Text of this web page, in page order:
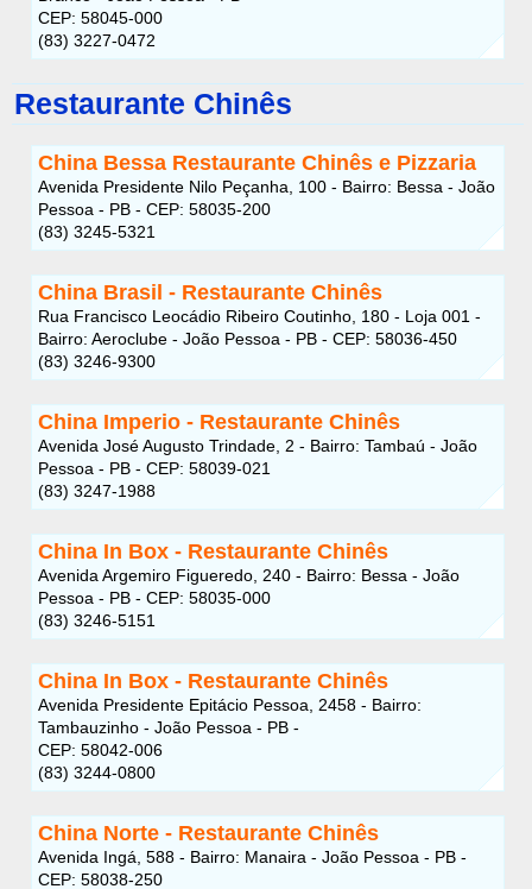
CEP: 58045-000
(83) 3227-0472
Restaurante Chinês
China Bessa Restaurante Chinês e Pizzaria
Avenida Presidente Nilo Peçanha, 100 - Bairro: Bessa - João
Pessoa - PB - CEP: 58035-200
(83) 3245-5321
China Brasil - Restaurante Chinês
Rua Francisco Leocádio Ribeiro Coutinho, 180 - Loja 001 -
Bairro: Aeroclube - João Pessoa - PB - CEP: 58036-450
(83) 3246-9300
China Imperio - Restaurante Chinês
Avenida José Augusto Trindade, 2 - Bairro: Tambaú - João
Pessoa - PB - CEP: 58039-021
(83) 3247-1988
China In Box - Restaurante Chinês
Avenida Argemiro Figueredo, 240 - Bairro: Bessa - João
Pessoa - PB - CEP: 58035-000
(83) 3246-5151
China In Box - Restaurante Chinês
Avenida Presidente Epitácio Pessoa, 2458 - Bairro:
Tambauzinho - João Pessoa - PB -
CEP: 58042-006
(83) 3244-0800
China Norte - Restaurante Chinês
Avenida Ingá, 588 - Bairro: Manaira - João Pessoa - PB -
CEP: 58038-250